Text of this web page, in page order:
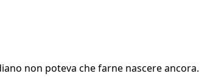
non poteva che farne nascere ancora.